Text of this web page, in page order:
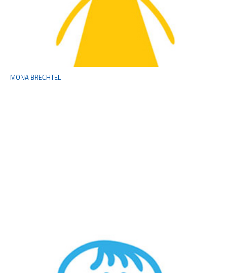
MONA BRECHTEL